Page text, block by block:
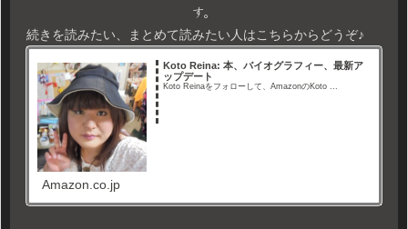
す。
続きを読みたい、まとめて読みたい人はこちらからどうぞ♪
Koto Reina: 本、バイオグラフィー、最新ア
ップデート
Koto Reinaをフォローして、AmazonのKoto ...
Amazon.co.jp